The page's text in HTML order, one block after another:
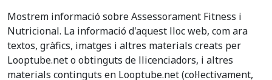
Mostrem informació sobre Assessorament Fitness i
Nutricional. La informació d'aquest lloc web, com ara
textos, gràfics, imatges i altres materials creats per
Looptube.net o obtinguts de llicenciadors, i altres
materials continguts en Looptube.net (col·lectivament,